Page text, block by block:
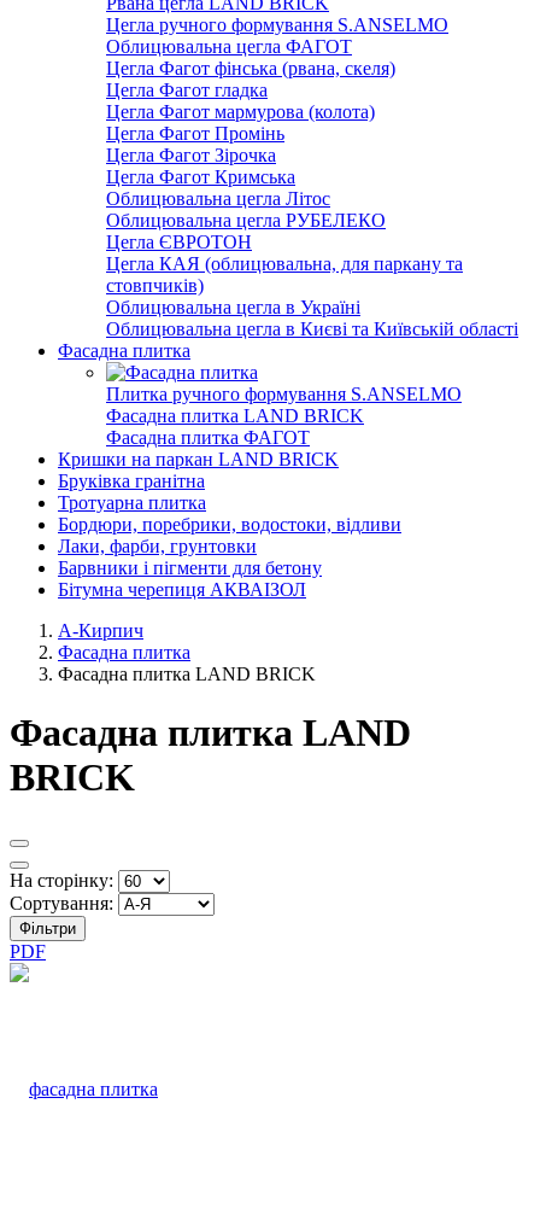
Цегла ручного формування S.ANSELMO
Облицювальна цегла ФАГОТ
Цегла Фагот фінська (рвана, скеля)
Цегла Фагот гладка
Цегла Фагот мармурова (колота)
Цегла Фагот Промінь
Цегла Фагот Зірочка
Цегла Фагот Кримська
Облицювальна цегла Літос
Облицювальна цегла РУБЕЛЕКО
Цегла ЄВРОТОН
Цегла КАЯ (облицювальна, для паркану та
стовпчиків)
Облицювальна цегла в Україні
Облицювальна цегла в Києві та Київській області
Фасадна плитка
Плитка ручного формування S.ANSELMO
Фасадна плитка LAND BRICK
Фасадна плитка ФАГОТ
Кришки на паркан LAND BRICK
Бруківка гранітна
Тротуарна плитка
Бордюри, поребрики, водостоки, відливи
Лаки, фарби, грунтовки
Барвники і пігменти для бетону
Бітумна черепиця АКВАІЗОЛ
А-Кирпич
Фасадна плитка
Фасадна плитка LAND BRICK
Фасадна плитка LAND
BRICK
На сторінку:
Сортування:
Фільтри
PDF